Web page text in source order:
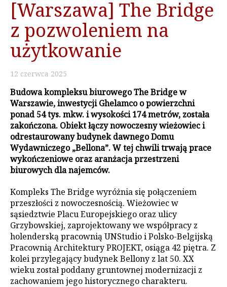
[Warszawa] The Bridge
z pozwoleniem na
użytkowanie
12 czerwca 2025
Budowa kompleksu biurowego The Bridge w
Warszawie, inwestycji Ghelamco o powierzchni
ponad 54 tys. mkw. i wysokości 174 metrów, została
zakończona. Obiekt łączy nowoczesny wieżowiec i
odrestaurowany budynek dawnego Domu
Wydawniczego „Bellona”. W tej chwili trwają prace
wykończeniowe oraz aranżacja przestrzeni
biurowych dla najemców.
Kompleks The Bridge wyróżnia się połączeniem
przeszłości z nowoczesnością. Wieżowiec w
sąsiedztwie Placu Europejskiego oraz ulicy
Grzybowskiej, zaprojektowany we współpracy z
holenderską pracownią UNStudio i Polsko-Belgijską
Pracownią Architektury PROJEKT, osiąga 42 piętra. Z
kolei przylegający budynek Bellony z lat 50. XX
wieku został poddany gruntownej modernizacji z
zachowaniem jego historycznego charakteru.